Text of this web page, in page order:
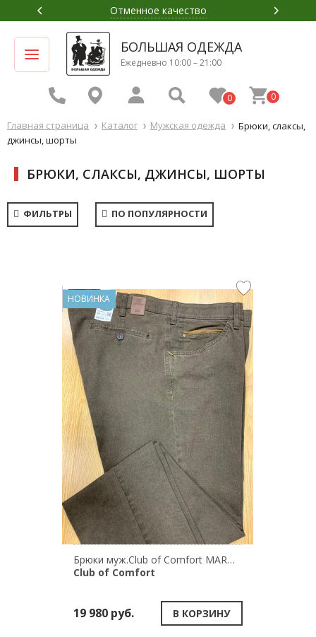
Приемлемая цена
БОЛЬШАЯ ОДЕЖДА
Ежедневно 10:00 – 21:00
0 0
Главная страница Каталог Мужская одежда
Брюки, слаксы,
джинсы, шорты
БРЮКИ, СЛАКСЫ, ДЖИНСЫ, ШОРТЫ
ФИЛЬТРЫ ПО ПОПУЛЯРНОСТИ
НОВИНКА
Брюки муж.Club of Comfort MARVIN 7611/13
Club of Comfort
19 980 руб. В КОРЗИНУ